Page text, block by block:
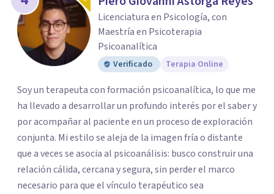
Licenciatura en Psicología, con
Maestría en Psicoterapia
Psicoanalítica
Verificado Terapia Online
Soy un terapeuta con formación psicoanalítica, lo que me
ha llevado a desarrollar un profundo interés por el saber y
por acompañar al paciente en un proceso de exploración
conjunta. Mi estilo se aleja de la imagen fría o distante
que a veces se asocia al psicoanálisis: busco construir una
relación cálida, cercana y segura, sin perder el marco
necesario para que el vínculo terapéutico sea